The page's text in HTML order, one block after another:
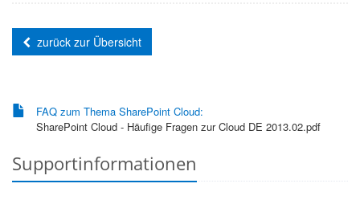
zurück zur Übersicht
FAQ zum Thema SharePoint Cloud:
SharePoint Cloud - Häufige Fragen zur Cloud DE 2013.02.pdf
Supportinformationen